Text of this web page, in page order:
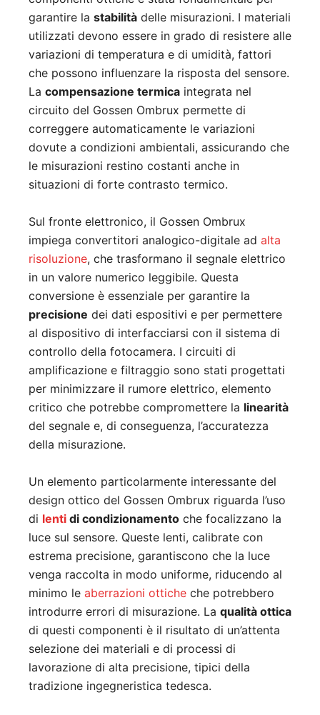
garantire la stabilità delle misurazioni. I materiali
utilizzati devono essere in grado di resistere alle
variazioni di temperatura e di umidità, fattori
che possono influenzare la risposta del sensore.
La compensazione termica integrata nel
circuito del Gossen Ombrux permette di
correggere automaticamente le variazioni
dovute a condizioni ambientali, assicurando che
le misurazioni restino costanti anche in
situazioni di forte contrasto termico.
Sul fronte elettronico, il Gossen Ombrux
impiega convertitori analogico-digitale ad alta
risoluzione, che trasformano il segnale elettrico
in un valore numerico leggibile. Questa
conversione è essenziale per garantire la
precisione dei dati espositivi e per permettere
al dispositivo di interfacciarsi con il sistema di
controllo della fotocamera. I circuiti di
amplificazione e filtraggio sono stati progettati
per minimizzare il rumore elettrico, elemento
critico che potrebbe compromettere la linearità
del segnale e, di conseguenza, l’accuratezza
della misurazione.
Un elemento particolarmente interessante del
design ottico del Gossen Ombrux riguarda l’uso
di lenti di condizionamento che focalizzano la
luce sul sensore. Queste lenti, calibrate con
estrema precisione, garantiscono che la luce
venga raccolta in modo uniforme, riducendo al
minimo le aberrazioni ottiche che potrebbero
introdurre errori di misurazione. La qualità ottica
di questi componenti è il risultato di un’attenta
selezione dei materiali e di processi di
lavorazione di alta precisione, tipici della
tradizione ingegneristica tedesca.